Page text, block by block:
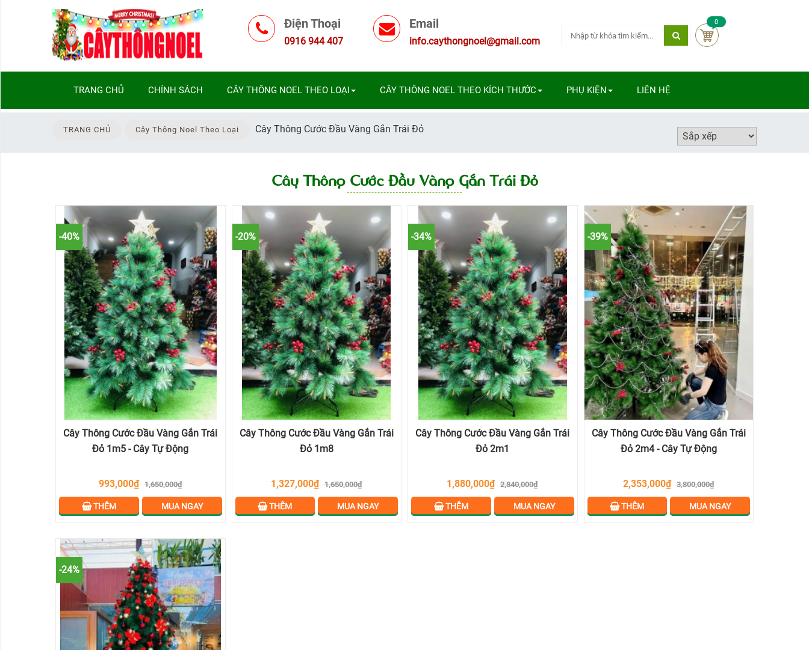
Điện Thoại
0916 944 407
Email
info.caythongnoel@gmail.com
0
TRANG CHỦ CHÍNH SÁCH CÂY THÔNG NOEL THEO LOẠI CÂY THÔNG NOEL THEO KÍCH THƯỚC PHỤ KIỆN LIÊN HỆ
TRANG CHỦ Cây Thông Noel Theo Loại Cây Thông Cước Đầu Vàng Gắn Trái Đỏ
Cây Thông Cước Đầu Vàng Gắn Trái Đỏ
-40%
Cây Thông Cước Đầu Vàng Gắn Trái
Đỏ 1m5 - Cây Tự Động
993,000₫ 1,650,000₫
THÊM MUA NGAY
-20%
Cây Thông Cước Đầu Vàng Gắn Trái
Đỏ 1m8
1,327,000₫ 1,650,000₫
THÊM MUA NGAY
-34%
Cây Thông Cước Đầu Vàng Gắn Trái
Đỏ 2m1
1,880,000₫ 2,840,000₫
THÊM MUA NGAY
-39%
Cây Thông Cước Đầu Vàng Gắn Trái
Đỏ 2m4 - Cây Tự Động
2,353,000₫ 3,800,000₫
THÊM MUA NGAY
-24%